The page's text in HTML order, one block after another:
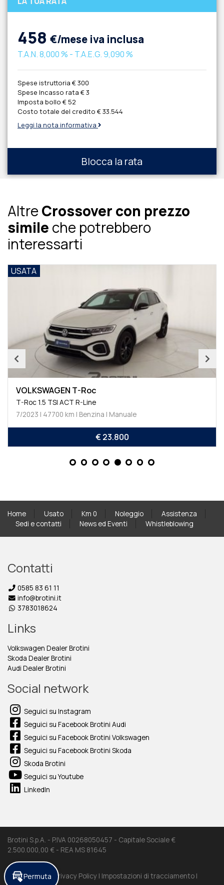
458 €/mese iva inclusa
T.A.N.8,000 % - T.A.E.G.9,090 %
Spese istruttoria € 300
Spese Incasso rata € 3
Imposta bollo € 52
Costo totale del credito € 33.544
Leggi la nota informativa
Blocca la rata
AltreCrossover con prezzo
simile che potrebbero
interessarti
USATA
VOLKSWAGEN T-Roc
T-Roc 1.5 TSI ACT R-Line
7/2023 | 47700 km | Benzina | Manuale
€ 23.800
Home Usato Km 0 Noleggio
Assistenza
Sedi e contatti
News ed Eventi Whistleblowing
Contatti
0585 83 61 11
info@brotini.it
3783018624
Links
Volkswagen Dealer Brotini
Skoda Dealer Brotini
Audi Dealer Brotini
Social network
Seguici su Instagram
Seguici su Facebook Brotini Audi
Seguici su Facebook Brotini Volkswagen
Seguici su Facebook Brotini Skoda
Skoda Brotini
Seguici su Youtube
LinkedIn
Brotini S.p.A. - P.IVA 00268050457 - Capitale Sociale €
2.500.000,00 € - REA MS 81645
Cookie Policy | Privacy Policy | Impostazioni di tracciamento |
Permuta